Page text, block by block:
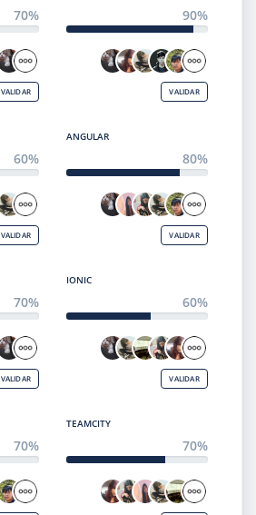
70%
VALIDAR
90%
VALIDAR
60%
VALIDAR
ANGULAR
80%
VALIDAR
70%
VALIDAR
IONIC
60%
VALIDAR
70%
TEAMCITY
70%